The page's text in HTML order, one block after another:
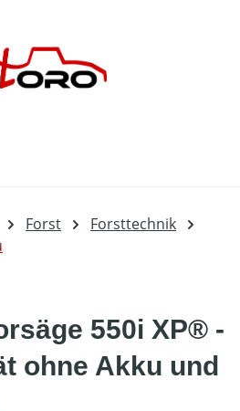
Forst
Forsttechnik
550i XP® -
ohne Akku und